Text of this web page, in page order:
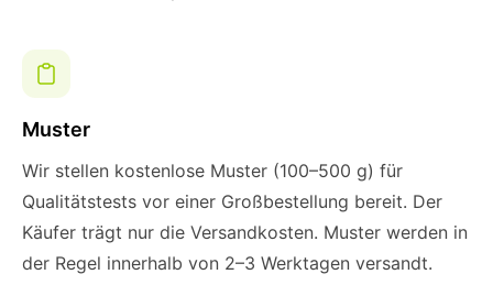
Muster
Wir stellen kostenlose Muster (100–500 g) für
Qualitätstests vor einer Großbestellung bereit. Der
Käufer trägt nur die Versandkosten. Muster werden in
der Regel innerhalb von 2–3 Werktagen versandt.